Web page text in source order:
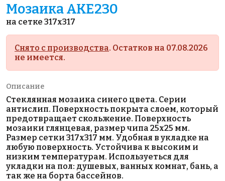
Мозаика AKE230
на сетке 317x317
Снято с производства. Остатков на 07.08.2026
не имеется.
Описание
Стеклянная мозаика синего цвета. Серии
антислип. Поверхность покрыта слоем, который
предотвращает скольжение. Поверхность
мозаики глянцевая, размер чипа 25х25 мм.
Размер сетки 317х317 мм. Удобная в укладке на
любую поверхность. Устойчива к высоким и
низким температурам. Используеться для
укладки на пол: душевых, ванных комнат, бань, а
так же на борта бассейнов.